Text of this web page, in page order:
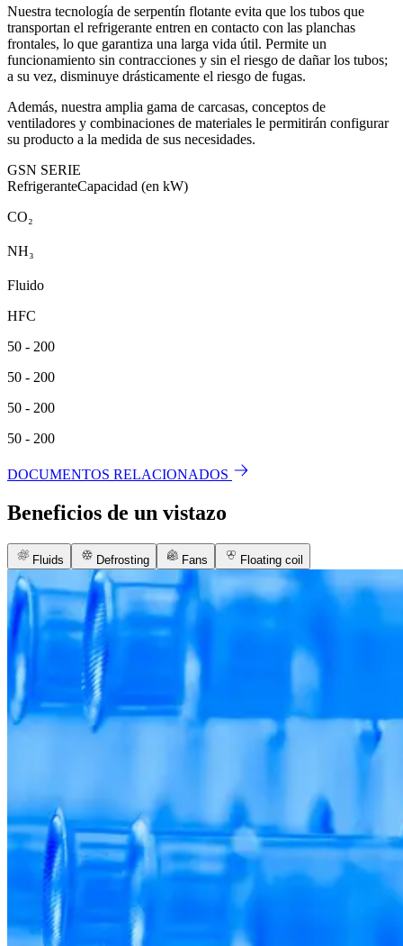
Nuestra tecnología de serpentín flotante evita que los tubos que
transportan el refrigerante entren en contacto con las planchas
frontales, lo que garantiza una larga vida útil. Permite un
funcionamiento sin contracciones y sin el riesgo de dañar los tubos;
a su vez, disminuye drásticamente el riesgo de fugas.
Además, nuestra amplia gama de carcasas, conceptos de
ventiladores y combinaciones de materiales le permitirán configurar
su producto a la medida de sus necesidades.
GSN SERIE
RefrigeranteCapacidad (en kW)
CO₂
NH₃
Fluido
HFC
50 - 200
50 - 200
50 - 200
50 - 200
DOCUMENTOS RELACIONADOS
Beneficios de un vistazo
Fluids Defrosting Fans Floating coil